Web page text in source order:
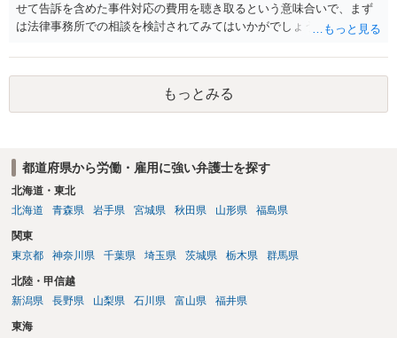
せて告訴を含めた事件対応の費用を聴き取るという意味合いで、まず
は法律事務所での相談を検討されてみてはいかがでしょうか。 上記、
もっとみる
都道府県から労働・雇用に強い弁護士を探す
北海道・東北
北海道
青森県 岩手県 宮城県 秋田県 山形県 福島県
関東
東京都
神奈川県 千葉県 埼玉県 茨城県 栃木県 群馬県
北陸・甲信越
新潟県
長野県 山梨県 石川県 富山県 福井県
東海